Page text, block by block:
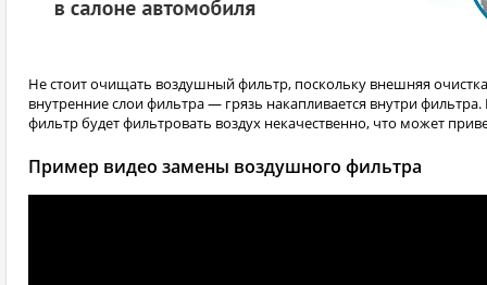
Не стоит очищать воздушный фильтр, поскольку внешняя очистка
внутренние слои фильтра — грязь накапливается внутри
фильтр будет фильтровать воздух некачественно, что может
Пример видео замены воздушного фильтра